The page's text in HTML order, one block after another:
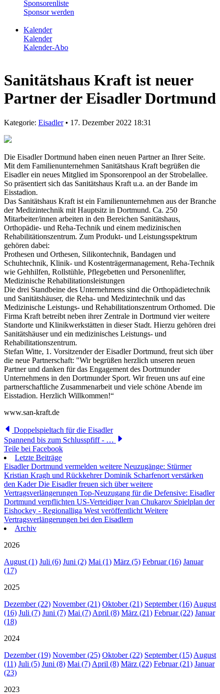
Sponsorenliste
Sponsor werden
Kalender
Kalender
Kalender-Abo
Sanitätshaus Kraft ist neuer
Partner der Eisadler Dortmund
Kategorie: Eisadler• 17. Dezember 2022 18:31
Die Eisadler Dortmund haben einen neuen Partner an Ihrer Seite.
Mit dem Familienunternehmen Sanitätshaus Kraft begrüßen die
Eisadler ein neues Mitglied im Sponsorenpool an der Strobelallee.
So präsentiert sich das Sanitätshaus Kraft u.a. an der Bande im
Eisstadion.
Das Sanitätshaus Kraft ist ein Familienunternehmen aus der Branche
der Medizintechnik mit Hauptsitz in Dortmund. Ca. 250
Mitarbeiter/innen arbeiten in den Bereichen Sanitätshaus,
Orthopädie- und Reha-Technik und einem medizinischen
Rehabilitätionszentrum. Zum Produkt- und Leistungsspektrum
gehören dabei:
Prothesen und Orthesen, Silikontechnik, Bandagen und
Schuhtechnik, Klinik- und Kostenträgermanagement, Reha-Technik
wie Gehhilfen, Rollstühle, Pflegebetten und Personenlifter,
Medizinische Rehabilitationsleistungen
Die drei Standbeine des Unternehmens sind die Orthopädietechnik
und Sanitätshäuser, die Reha- und Medizintechnik und das
Medizinische Leistungs- und Rehabilitationszentrum Orthomed. Die
Firma Kraft betreibt neben ihrer Zentrale in Dortmund vier weitere
Standorte und Klinikwerkstätten in dieser Stadt. Hierzu gehören drei
Sanitätshäuser und ein medizinisches Leistungs- und
Rehabilitationszentrum.
Stefan Witte, 1. Vorsitzender der Eisadler Dortmund, freut sich über
die neue Partnerschaft: "Wir begrüßen herzlich unseren neuen
Partner und danken für das Engagement des Dortmunder
Unternehmens in den Dortmunder Sport. Wir freuen uns auf eine
partnerschaftliche Zusammenarbeit und viele schöne Abende im
Eisstadion. Herzlich Willkommen!“
www.san-kraft.de
Doppelspieltach für die Eisadler
Spannend bis zum Schlusspfiff - …
Teile bei Facebook
Letzte Beiträge
Eisadler Dortmund vermelden weitere Neuzugänge: Stürmer
Kristian Kragh und Rückkehrer Dominik Scharfenort verstärken
den KaderDie Eisadler freuen sich über weitere
Vertragsverlängerungen Top-Neuzugang für die Defensive: Eisadler
Dortmund verpflichten US-Verteidiger Ivan Chukarov Spielplan der
Eishockey - Regionalliga West veröffentlicht Weitere
Vertragsverlängerungen bei den Eisadlern
Archiv
2026
August (1) Juli (6) Juni (2) Mai (1) März (5) Februar (16) Januar
(17)
2025
Dezember (22) November (21) Oktober (21) September (16) August
(16) Juli (7) Juni (7) Mai (7) April (8) März (21) Februar (22) Januar
(18)
2024
Dezember (19) November (25) Oktober (22) September (15) August
(11) Juli (5) Juni (8) Mai (7) April (8) März (22) Februar (21) Januar
(23)
2023